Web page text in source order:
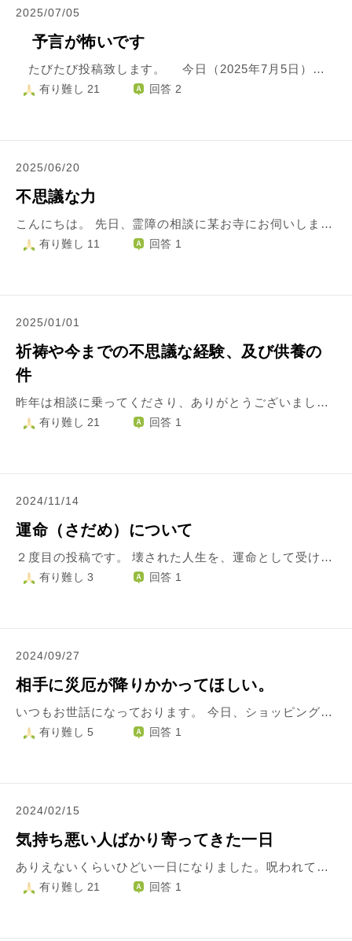
2025/07/05
予言が怖いです
たびたび投稿致します。 今日（2025年7月5日）に大津波が来ると、言っていた人の予言のため、私は夜あまり眠れませんでした。 もし、予言が当たったとしたら、いまからでは手遅れかも、しれません。 予言がはずれてくれるとありがたいのですが。。。 つまらない質問ですみませんでしたが、ご回答よろしくお願いします。
有り難し 21 回答 2
2025/06/20
不思議な力
こんにちは。 先日、霊障の相談に某お寺にお伺いしました。ある人への許せない気持ちがずっとあり、その人の話もしたのですが、ほぼ他の霊障の話や仏教の話をし、帰ったのですが、相談を終えてから、ずっとあった許せない気持ちがなくなり、大変驚いております。 そこのお寺にはたくさんの仏像があり、一体一体紹介していただき、仏像が好きな私はとても感動しました。 質問なのですが、お祓いや護摩焚きはしていないのに、負の気持ちがお寺でお話をするだけで消えることはあるのでしょうか。 とても心が軽くなったので、お聞きしてみました。
有り難し 11 回答 1
2025/01/01
祈祷や今までの不思議な経験、及び供養の
件
昨年は相談に乗ってくださり、ありがとうございました。 相談事ではないのですが、不思議なことを経験したことがあります。 ４、５年くらい前に品川の小さな神社で祈祷をしていただきました。目は瞑っていましたが、私はその時に高千穂のような景色が浮かび、手足もぽかぽかになりました。そのことを宮司さんにお伝えしたところ、視えた人がいたと喜んでおりました。 また、小さい頃から油揚げが好きなのですが、宮司さんに背中を温めてもらったところ、あんなに食べていた油揚げへの興味がぱたりとなくなったのです。たまには食べますが、単体で食べることはなくなりました。狐の生まれ変わりなんじゃない？と親戚や親に言われていたくらいの、油揚げ好きでした。あれは今でも不思議です。 また、地元の鹿島神宮に行った際には、神聖だ、と分かることもあります。空気が澄んでいるんですよね。だからこそ怖いのもあります。 不思議なことに、寺や神社に行っても静電気などや荒天にはならず、迎えられているのかな？と感じます。昔から住んでいた地域が信心深いところだったのもあり、そのせいかもしれません。神様仏様はよく見ているなあ、と思いながら過ごしています。 話は変わるのですが、供養のためにはお水と炊いたお米や好物などを供えればよろしいでしょうか？一人暮らしで仏壇がないため、テーブルに置いております。他にこうした方がよいよ、ということがあれば教えていただきたいです。 感謝の気持ちを忘れずに今年も過ごしていきたいです。よろしくお願いいたします。
有り難し 21 回答 1
2024/11/14
運命（さだめ）について
２度目の投稿です。 壊された人生を、運命として受け入れてから少しずつ毎日が良くなってはいるのですが もう１つ悩みがあります。 私には結婚する予定の男性がいたのですが、 私より穏やかで、ふつうの人生を謳歌する女性の方が選ばれてしまいました。 相手の方も、その女性の肩を持つばかりで味方してくださる方もおらず、その話はなかった事にはなったのですが…。 その女性は、とても善い人ではありますが少し狡いところがありました。本人は意識してはいないようですが、男性に対してあまり褒められた接し方ではなかったように思います。 （私の人生を見るかぎり、そんな事を言える立場ではないのですが…） そういった女性や、その女性の周りの女性たちを見ていると、私や私の周りの女性たち（友人などです）の方が、運命を受け入れて生きているので運も何もかもが良いように思えます。 でも、実際には苦労するのは私や私の周りの人たちで、結婚する予定だった男性を取り去った元友人のような女性は私たちのような苦労はしていません。 魂年齢や、カルマの差でもあるのでしょうが、魂年齢が若い人たちが羨ましく思えます。 小難しく記載する事ではないのですが、狡さというものに大きな怒りを感じます。 私自身もそういったところがありますが、そういった女性たちの行く末というものが私たちより幸せであるとしたら、あまり納得はいきません。 そういった女性たちは私たちのような女性たちを見下ろしてこき下ろすのが上手いようですが、いつもいつも我慢して、そういった女性たちの相手（というか、子守り…！？）をしている私たちとその女性たちの運や運命の差は一体どういったものなのでしょうか？ 幸せという誰もが求めるものに対して、素直だからでしょうか？ 私も、素直ではありたいのですが今の現状があまりに辛すぎてそうなれるものか不安です。 恨みつらみがなければ、良いのかもしれませんね。 元友人のように生きたい私からの質問でした＾＾
有り難し 3 回答 1
2024/09/27
相手に災厄が降りかかってほしい。
いつもお世話になっております。 今日、ショッピングセンターにて20代4人組に脅されました。 私が、とある店舗の写真を撮ろうと思い(SNSにUPしようと思いました)、携帯を向けたら人が居たので辞めました。 すると、20代4人組が5分ほど付きまといをしてきて、『写真撮った？データ見せろ』と言ってきたのです。ですが、こちらは写真なんて撮ってないので、データもあるはずがありません。なので見せたのですが、納得出来ない様子で『ごみ箱も見せろ』と言われましたが、古い機種なのでごみ箱もあるはずもなく。 それでも納得せず、『警察呼ぶぞ』と言われるので『呼んだら良いけど』と言い返しました。すると不利だと思ったのかちょっと怯み、今度は『なんで携帯を向けた？おかしいだろ』とくってかかってきだしました。『店舗の写真を撮りたかっただけだし』と言うと、『言い訳だろ。もう行け。何かしたら殺すぞ。』と脅し(捨て台詞？)にかかってきました。 なのでセンターコートの社員さんに、相談をかけました。この時も、相手はかなり不審な行動をとっていました(ヤバいと思ったか、ウロウロしながら監視してました)。 その後、警察に相談をかけた所『貴方(私)がそういう風に見える行動を取ったかもだけど、この輩は(警察官が本当に言った)やりすぎ。こういう輩は何するか分からんから、相手にしてはいけない。納得出来ないだろうけど、深追いは駄目。他でも同じような事をする。必ず警察沙汰になる。それまで待って今回は我慢してほしい。只、記録は残す。』と言われました。が、私は納得出来ません。 確かに、誤解されるような事をした私も悪かったです。だからと言って、『殺すぞ』と言われる様な事はしてないです。 簡単に『殺すぞ』なんて言うような人には、生き地獄をみてほしい。己に返ればいい。苦しめばいい。はっきり言って、人生破滅すればいい。そうなれば因果応報・自業自得とも思いますし納得出来ます。人に『殺すぞ』と言うという事は、そういう事だとも思います。 私も言い過ぎでしょうが、言いがかりをつけられ、誤解だったにも関わらず『殺すぞ』と言った人間には、それくらい言わないと気が済みません。本来なら、同じ土俵場所に立ちたくも無いのですが・・・。 読みにくい文章で、気分も害されるかもですが、こういう場合、どうすれば納得出来るのでしょうか。宜しくお願いします。
有り難し 5 回答 1
2024/02/15
気持ち悪い人ばかり寄ってきた一日
ありえないくらいひどい一日になりました。呪われてるんじゃないかというくらい。 ・店で物を見ていたら、自分が横にズレたら横からじわじわと寄ってこられる。距離が近くて気持ち悪く、全く反対方向の商品棚に行ったのに、同じとこにきて横からまたじわじわこられる。 ・とにかく行くとこ行くとこ邪魔をされる。ガラガラなのに、自分がいるとこに近寄ってくる。入口でボケっと立つ老人がいて入れない。 ・レジで会計中、次の人がすごい近い距離で待つ。自分の買い物カゴの前に立たれる。 今日着ていた服を全部捨てました。なんで呪われてしまったんでしょうか。なんでこんなに寄ってくるのでしょうか。気持ち悪いです。なんで寄ってくるの？？？寄ってこないでよ！
有り難し 21 回答 1